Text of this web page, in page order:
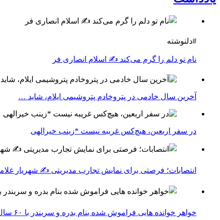
#دلنوشته
نام تو دلم را گرم می‌کند ✍️ اسلام انصاری فر
آخرین سال خادمی در پتروخادم پتروشیمی ایلام، شاید …
در سفر اربعین، هیچ‌کس غریبه نیست *زینب خیرالهی
انتصابات؛ فرصتی برای نمایش تجارب مدیریتی ✍ شهریار
خواهر خوانده هایی فراموش شده بنام بدره و سربندر با ۶۰ سال روابط عمیق اجتماعی اقتصادی ✍حشمت اله کرمی نژاد